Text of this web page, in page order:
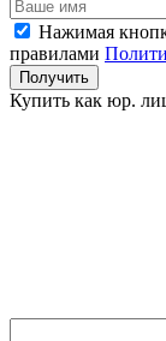
Нажимая
правилами
Получить
Купить как юр.